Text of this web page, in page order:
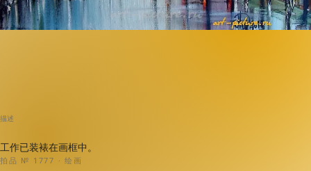
描述
工作已装裱在画框中。
拍品 № 1777 · 绘画